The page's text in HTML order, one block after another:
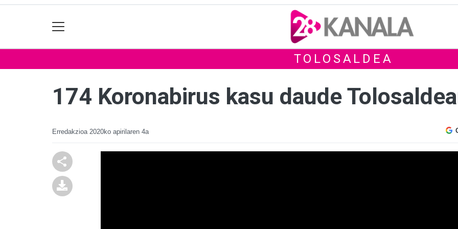
TOLOSALDEA
174 Koronabirus kasu daude
Erredakzioa 2020ko apirilaren 4a